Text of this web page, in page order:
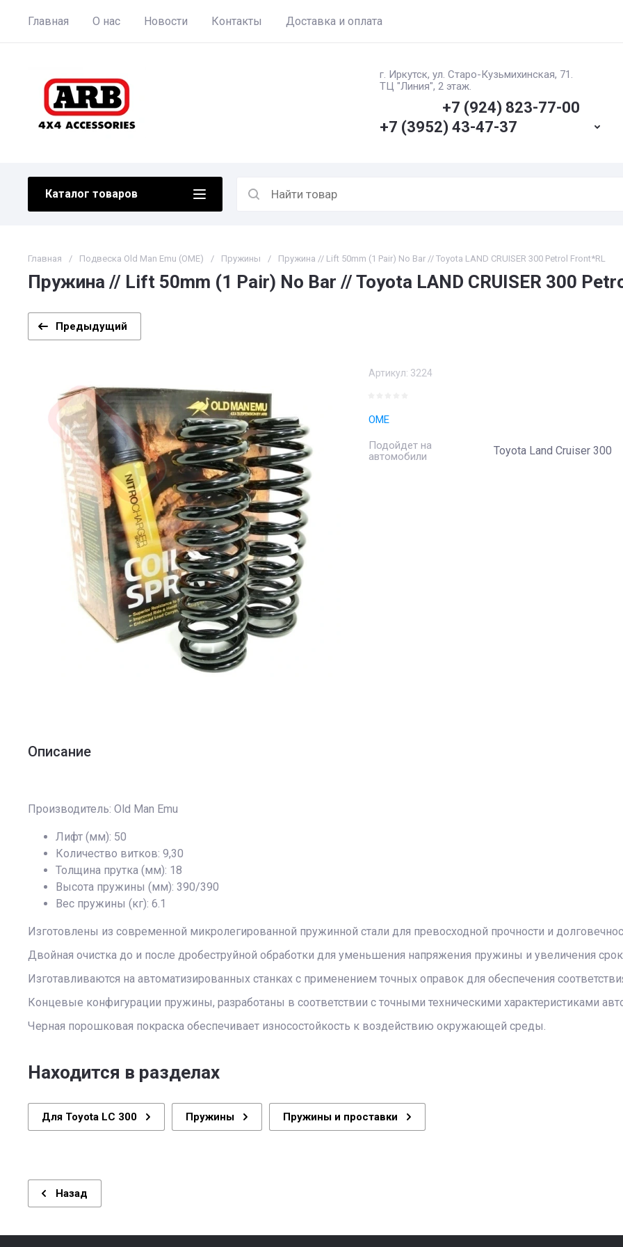
Главная О нас Новости Контакты Доставка и оплата
г. Иркутск, ул. ​Старо-Кузьмихинская, 71.
ТЦ "Линия", 2 этаж.
+7 (924) 823-77-00
+7 (3952) 43-47-37
Каталог товаров
Главная / Подвеска Old Man Emu (OME) / Пружины / Пружина // Lift 50mm (1 Pair) No Bar // Toyota LAND CRUISER 300 Petrol Front*RL
Пружина // Lift 50mm (1 Pair) No Bar // Toyota LAND CRUISER 300
Предыдущий
Артикул: 3224
OME
Подойдет на
автомобили
Toyota Land Cruiser 300
Описание
Производитель: Old Man Emu
Лифт (мм): 50
Количество витков: 9,30
Толщина прутка (мм): 18
Высота пружины (мм): 390/390
Вес пружины (кг): 6.1
Изготовлены из современной микролегированной пружинной стали для превосходной прочности и
Двойная очистка до и после дробеструйной обработки для уменьшения напряжения пружины и увеличения
Изготавливаются на автоматизированных станках с применением точных оправок для обеспечения
Концевые конфигурации пружины, разработаны в соответствии с точными техническими характеристиками
Черная порошковая покраска обеспечивает износостойкость к воздействию окружающей среды.
Находится в разделах
Для Toyota LC 300 Пружины Пружины и проставки
Назад